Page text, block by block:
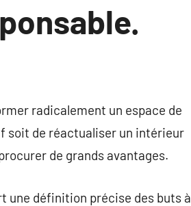
radicalement un espace de
soit de réactualiser un intérieur
de grands avantages.
une définition précise des buts à